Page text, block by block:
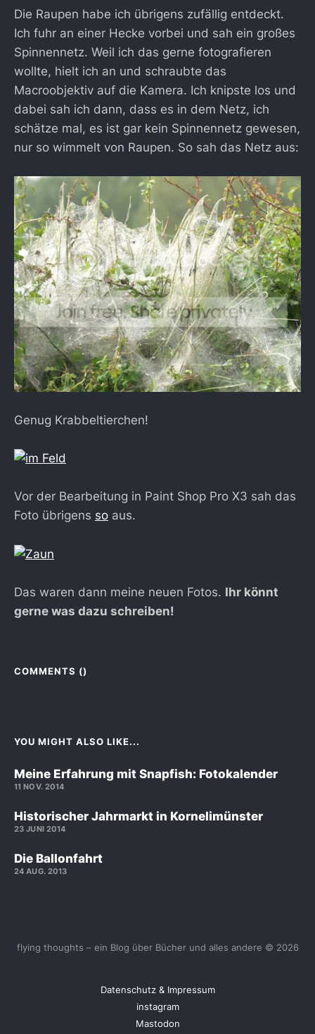
Die Raupen habe ich übrigens zufällig entdeckt.
Ich fuhr an einer Hecke vorbei und sah ein großes
Spinnennetz. Weil ich das gerne fotografieren
wollte, hielt ich an und schraubte das
Macroobjektiv auf die Kamera. Ich knipste los und
dabei sah ich dann, dass es in dem Netz, ich
schätze mal, es ist gar kein Spinnennetz gewesen,
nur so wimmelt von Raupen. So sah das Netz aus:
Genug Krabbeltierchen!
Vor der Bearbeitung in Paint Shop Pro X3 sah das
Foto übrigens so aus.
Das waren dann meine neuen Fotos. Ihr könnt
gerne was dazu schreiben!
COMMENTS ()
YOU MIGHT ALSO LIKE...
Meine Erfahrung mit Snapfish: Fotokalender
11 NOV. 2014
Historischer Jahrmarkt in Kornelimünster
23 JUNI 2014
Die Ballonfahrt
24 AUG. 2013
flying thoughts – ein Blog über Bücher und alles andere © 2026
Datenschutz & Impressum
instagram
Mastodon